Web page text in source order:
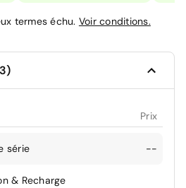
termes échu. Voir conditions.
Prix
série --
& Recharge